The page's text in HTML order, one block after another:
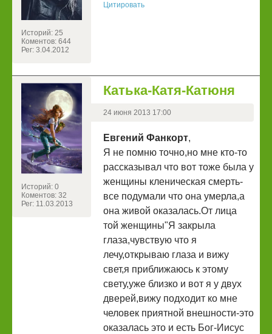
Историй: 25
Коментов: 644
Рег: 3.04.2012
Цитировать
Историй: 0
Коментов: 32
Рег: 11.03.2013
Катька-Катя-Катюня
24 июня 2013 17:00
Евгений Фанкорт,
Я не помню точно,но мне кто-то
рассказывал что вот тоже была у
женщины кленическая смерть-
все подумали что она умерла,а
она живой оказалась.От лица
той женщины"Я закрыла
глаза,чувствую что я
лечу,открываю глаза и вижу
свет,я приближаюсь к этому
свету,уже близко и вот я у двух
дверей,вижу подходит ко мне
человек приятной внешности-это
оказалась это и есть Бог-Иисус